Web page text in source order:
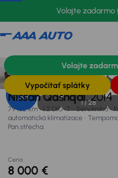
Volajte zadarmo
3,95 %
1 /28
Nissan Qashqai, 2014
79 152 km 1.2 DIG-T Serv.kniha
automatická klimatizace
Pan.střecha
Cena
8 000 €
VýbavaVýhody vozidla
Volajte
Vypočítať splátky